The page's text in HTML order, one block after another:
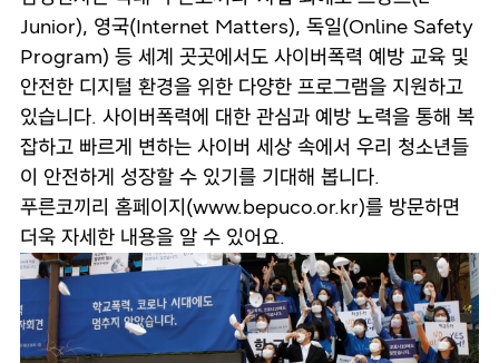
Junior), 영국(Internet Matters), 독일(Online Safety
Program) 등 세계 곳곳에서도 사이버폭력 예방 교육 및
안전한 디지털 환경을 위한 다양한 프로그램을 지원하고
있습니다. 사이버폭력에 대한 관심과 예방 노력을 통해 복
잡하고 빠르게 변하는 사이버 세상 속에서 우리 청소년들
이 안전하게 성장할 수 있기를 기대해 봅니다.
푸른코끼리 홈페이지(www.bepuco.or.kr)를 방문하면
더욱 자세한 내용을 알 수 있어요.